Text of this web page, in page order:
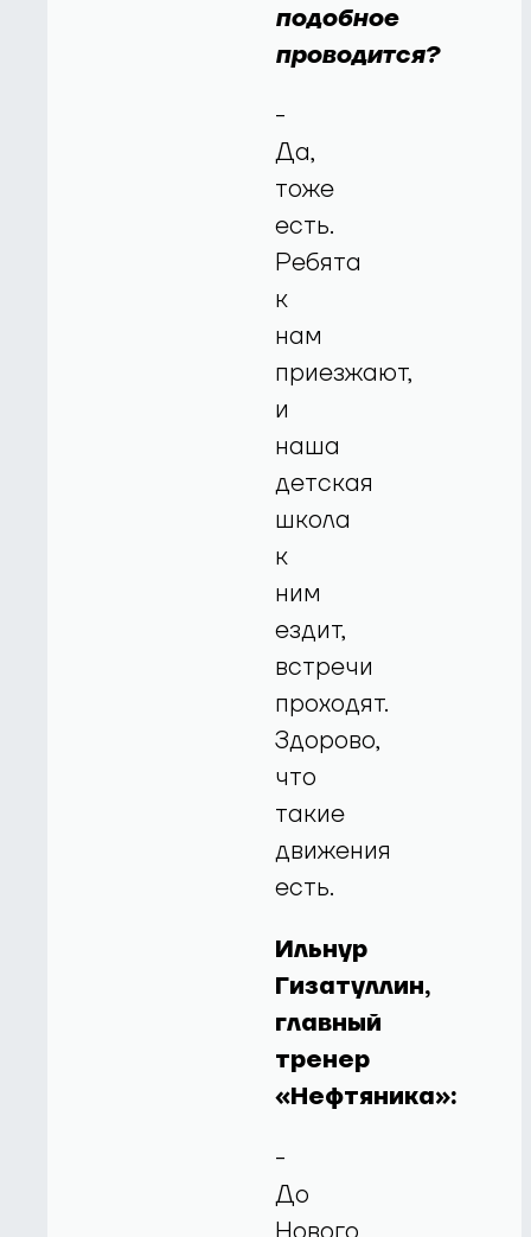
подобное
проводится?
-
Да,
тоже
есть.
Ребята
к
нам
приезжают,
и
наша
детская
школа
к
ним
ездит,
встречи
проходят.
Здорово,
что
такие
движения
есть.
Ильнур
Гизатуллин,
главный
тренер
«Нефтяника»:
-
До